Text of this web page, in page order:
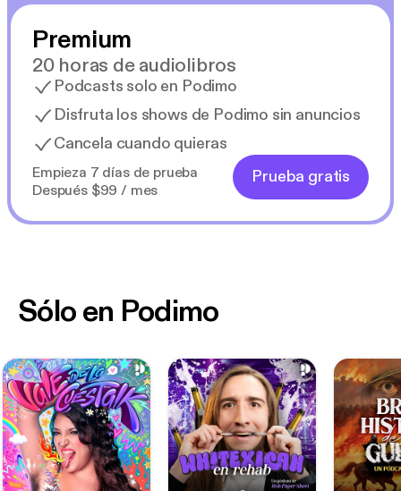
Premium
20 horas de audiolibros
Podcasts solo en Podimo
Disfruta los shows de Podimo sin anuncios
Cancela cuando quieras
Empieza 7 días de prueba
Después $99 / mes
Prueba gratis
Sólo en Podimo